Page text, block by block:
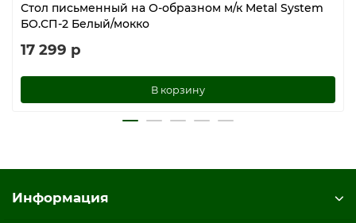
Стол письменный на О-образном м/к Metal System
БО.СП-2 Белый/мокко
17 299 р
В корзину
Информация